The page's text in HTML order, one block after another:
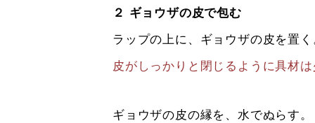
２ ギョウザの皮で包む
ラップの上に、ギョウザの皮を置
皮がしっかりと閉じるように具材
ギョウザの皮の縁を、水でぬらす。